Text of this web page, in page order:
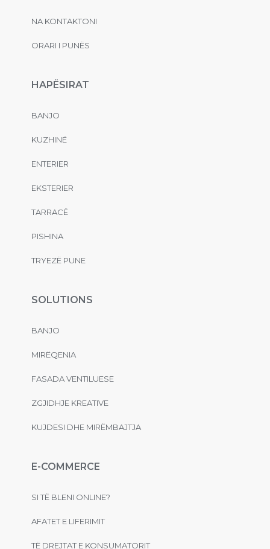
NA KONTAKTONI
ORARI I PUNËS
HAPËSIRAT
BANJO
KUZHINË
ENTERIER
EKSTERIER
TARRACË
PISHINA
TRYEZË PUNE
SOLUTIONS
BANJO
MIRËQENIA
FASADA VENTILUESE
ZGJIDHJE KREATIVE
KUJDESI DHE MIRËMBAJTJA
E-COMMERCE
SI TË BLENI ONLINE?
AFATET E LIFERIMIT
TË DREJTAT E KONSUMATORIT